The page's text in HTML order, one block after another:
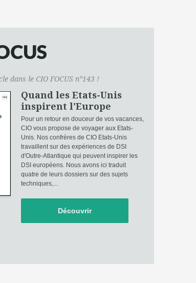
dans le CIO FOCUS n°143 !
Quand les Etats-Unis
inspirent l'Europe
Pour un retour en douceur de vos vacances,
CIO vous propose de voyager aux Etats-
Unis. Nos confrères de CIO Etats-Unis
travaillent sur des expériences de DSI
d'Outre-Atlantique qui peuvent inspirer les
DSI européens. Nous avons ici traduit
quatre de leurs dossiers sur des sujets
techniques,...
Découvrir